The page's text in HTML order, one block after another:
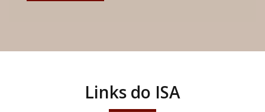
Links do ISA